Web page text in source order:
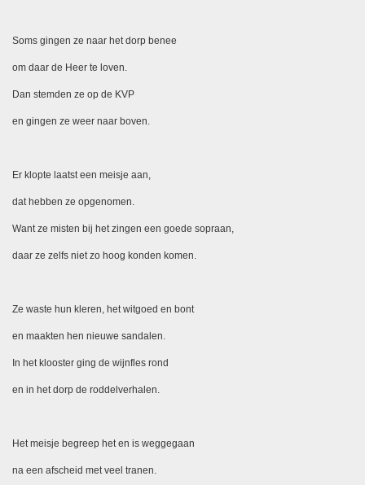
Soms gingen ze naar het dorp benee
om daar de Heer te loven.
Dan stemden ze op de KVP
en gingen ze weer naar boven.
Er klopte laatst een meisje aan,
dat hebben ze opgenomen.
Want ze misten bij het zingen een goede sopraan,
daar ze zelfs niet zo hoog konden komen.
Ze waste hun kleren, het witgoed en bont
en maakten hen nieuwe sandalen.
In het klooster ging de wijnfles rond
en in het dorp de roddelverhalen.
Het meisje begreep het en is weggegaan
na een afscheid met veel tranen.